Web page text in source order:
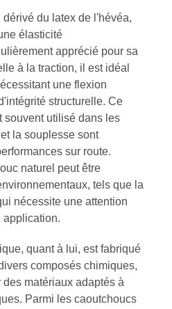
du latex de l'hévéa,
élasticité
apprécié pour sa
à la traction, il est idéal
une flexion
structurelle. Ce
souvent utilisé dans les
la souplesse sont
sur route.
naturel peut être
tels que la
nécessite une attention
application.
quant à lui, est fabriqué
composés chimiques,
matériaux adaptés à
Parmi les caoutchoucs